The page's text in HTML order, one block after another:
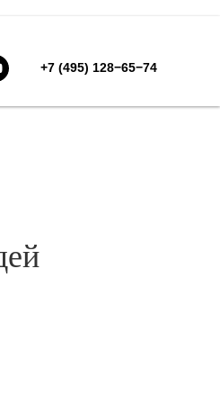
+7 (495) 128−65−74